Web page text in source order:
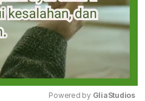
Powered by GliaStudios